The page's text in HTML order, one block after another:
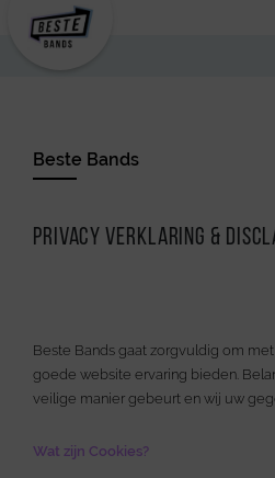
Beste Bands
Privacy verklaring &
Beste Bands gaat zorgvuldig om
goede website ervaring bieden.
veilige manier gebeurt en wij uw
Wat zijn Cookies?